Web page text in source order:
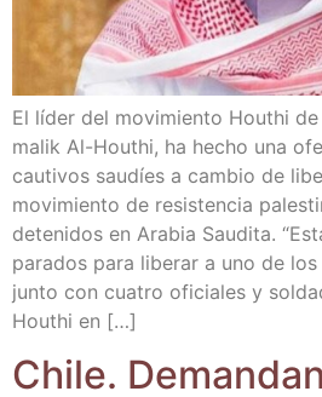
El líder del movi­mien­to Houthi
ma­lik Al-Houthi, ha hecho una
cau­ti­vos sau­díes a cam­bio de
movi­mien­to de resis­ten­cia
dete­ni­dos en Ara­bia Sau­di­ta.
pa­ra­dos para libe­rar a uno de
jun­to con cua­tro ofi­cia­les y
Houthi en […]
Chi­le.